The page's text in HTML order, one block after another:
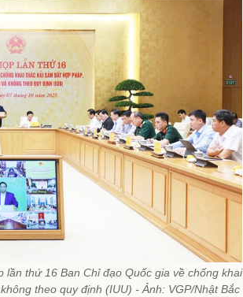
thứ 16 Ban Chỉ đạo Quốc gia về chống khai
theo quy định (IUU) - Ảnh: VGP/Nhật Bắc